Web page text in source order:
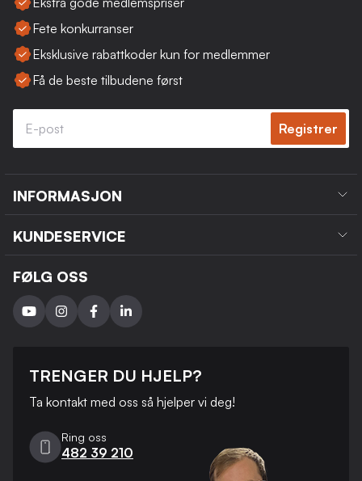
Fete konkurranser
Eksklusive rabattkoder kun for medlemmer
Få de beste tilbudene først
Registrer
INFORMASJON
KUNDESERVICE
FØLG OSS
TRENGER DU HJELP?
Ta kontakt med oss ​​så hjelper vi deg!
Ring oss
482 39 210